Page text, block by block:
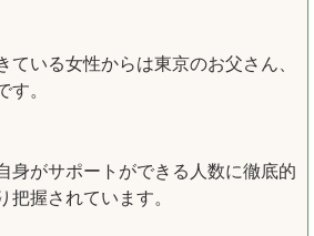
ている女性からは東京のお父さん、
す。
身がサポートができる人数に徹底的
把握されています。